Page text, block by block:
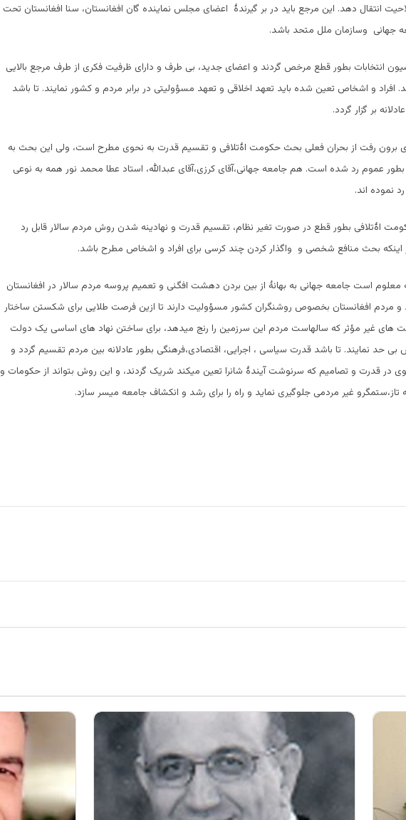
انتقال دهد. این مرجع باید در بر گیرندۀ اعضای مجلس نماینده گان افغانستان، سنا افغانستان تحت
جهانی وسازمان ملل متحد باشد.
انتخابات بطور قطع مرخص گردند و اعضای جدید، بی طرف و دارای ظرفیت فکری از طرف مرجع بالایی
افراد و اشخاص تعین شده باید تعهد اخلاقی و تعهد مسؤولیتی در برابر مردم و کشور نمایند. تا باشد
بر گزار گردد.
برون رفت از بحران فعلی بحث حکومت اۀتلافی و تقسیم قدرت به نحوی مطرح است، ولی این بحث به
عموم رد شده است. هم جامعه جهانی،آقای کرزی،آقای عبدالله، استاد عطا محمد نور همه به نوعی
نموده اند.
اۀتلافی بطور قطع در صورت تغیر نظام، تقسیم قدرت و نهادینه شدن روش مردم سالار قابل رد
بحث منافع شخصی و واگذار کردن چند کرسی برای افراد و اشخاص مطرح باشد.
معلوم است جامعه جهانی به بهانۀ از بین بردن دهشت افگنی و تعمیم پروسه مردم سالار در افغانستان
و مردم افغانستان بخصوص روشنگران کشور مسؤولیت دارند تا ازین فرصت طلایی برای شکستن ساختار
های غیر مؤثر که سالهاست مردم این سرزمین را رنج میدهد، برای ساختن نهاد های اساسی یک دولت
بی حد نمایند. تا باشد قدرت سیاسی ، اجرایی، اقتصادی،فرهنگی بطور عادلانه بین مردم تقسیم گردد و
در قدرت و تصامیم که سرنوشت آیندۀ شانرا تعین میکند شریک گردند، و این روش بتواند از حکومات و
تاز،ستمگرو غیر مردمی جلوگیری نماید و راه را برای رشد و انکشاف جامعه میسر سازد.